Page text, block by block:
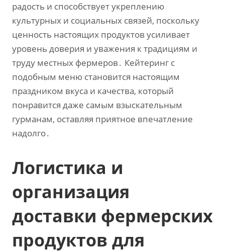
радость и способствует укреплению
культурных и социальных связей‚ поскольку
ценность настоящих продуктов усиливает
уровень доверия и уважения к традициям и
труду местных фермеров․ Кейтеринг с
подобным меню становится настоящим
праздником вкуса и качества‚ который
понравится даже самым взыскательным
гурманам‚ оставляя приятное впечатление
надолго․
Логистика и
организация
доставки фермерских
продуктов для